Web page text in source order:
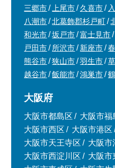
三郷市
上尾市 久喜市
八潮市
北葛飾郡杉戸町
和光市
坂戸市 富士見市
戸田市
所沢市 新座市
熊谷市
狭山市 羽生市
越谷市
飯能市 鴻巣市
大阪府
大阪市都島区 大阪市福
大阪市西区
大阪市港区
大阪市天王寺区
大阪市
大阪市西淀川区
大阪市